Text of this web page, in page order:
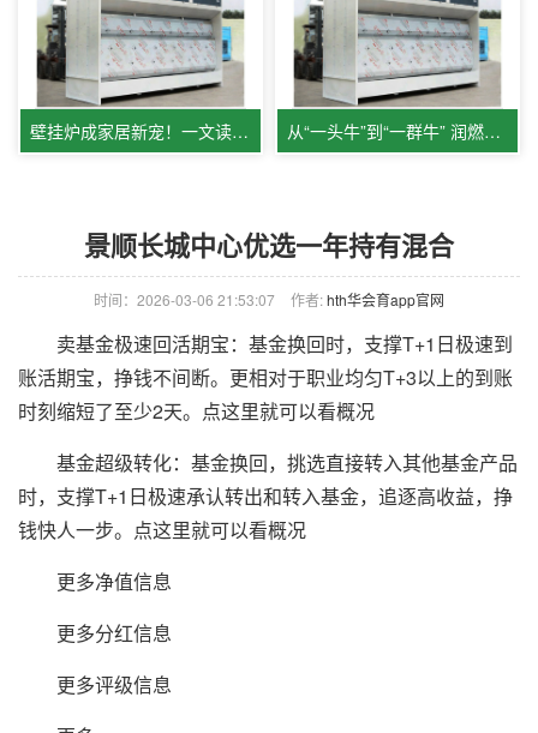
壁挂炉成家居新宠！一文读懂智能采暖中心科技 从“一头牛”到“一群牛” 润燃牛师傅服务队守护城市烟火气
景顺长城中心优选一年持有混合
时间：2026-03-06 21:53:07 作者:hth华会育app官网
卖基金极速回活期宝：基金换回时，支撑T+1日极速到
账活期宝，挣钱不间断。更相对于职业均匀T+3以上的到账
时刻缩短了至少2天。点这里就可以看概况
基金超级转化：基金换回，挑选直接转入其他基金产品
时，支撑T+1日极速承认转出和转入基金，追逐高收益，挣
钱快人一步。点这里就可以看概况
更多净值信息
更多分红信息
更多评级信息